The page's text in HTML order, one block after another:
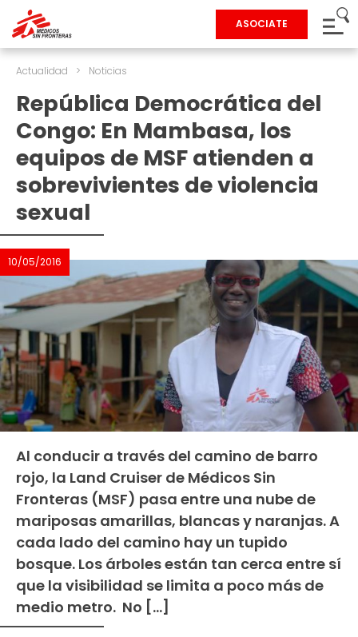
ASOCIATE
Actualidad > Noticias
República Democrática del
Congo: En Mambasa, los
equipos de MSF atienden a
sobrevivientes de violencia
sexual
10/05/2016
Al conducir a través del camino de barro
rojo, la Land Cruiser de Médicos Sin
Fronteras (MSF) pasa entre una nube de
mariposas amarillas, blancas y naranjas. A
cada lado del camino hay un tupido
bosque. Los árboles están tan cerca entre sí
que la visibilidad se limita a poco más de
medio metro. No […]